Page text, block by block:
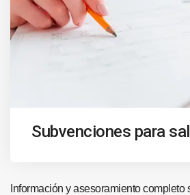
Subvenciones para
Información y asesoramiento